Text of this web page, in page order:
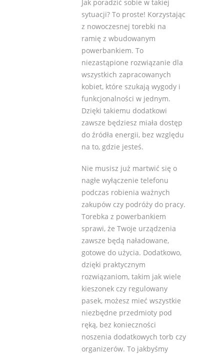
Jak poradzić sobie w takiej
sytuacji? To proste! Korzystając
z nowoczesnej torebki na
ramię z wbudowanym
powerbankiem. To
niezastąpione rozwiązanie dla
wszystkich zapracowanych
kobiet, które szukają wygody i
funkcjonalności w jednym.
Dzięki takiemu dodatkowi
zawsze będziesz miała dostęp
do źródła energii, bez względu
na to, gdzie jesteś.
Nie musisz już martwić się o
nagłe wyłączenie telefonu
podczas robienia ważnych
zakupów czy podróży do pracy.
Torebka z powerbankiem
sprawi, że Twoje urządzenia
zawsze będą naładowane,
gotowe do użycia. Dodatkowo,
dzięki praktycznym
rozwiązaniom, takim jak wiele
kieszonek czy regulowany
pasek, możesz mieć wszystkie
niezbędne przedmioty pod
ręką, bez konieczności
noszenia dodatkowych torb czy
organizerów. To jakbyśmy